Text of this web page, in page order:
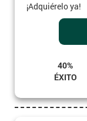
¡Adquiérelo ya!
40%
ÉXITO